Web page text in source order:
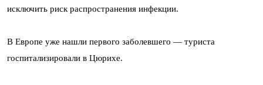
исключить риск распространения инфекции.
В Европе уже нашли первого заболевшего — туриста
госпитализировали в Цюрихе.